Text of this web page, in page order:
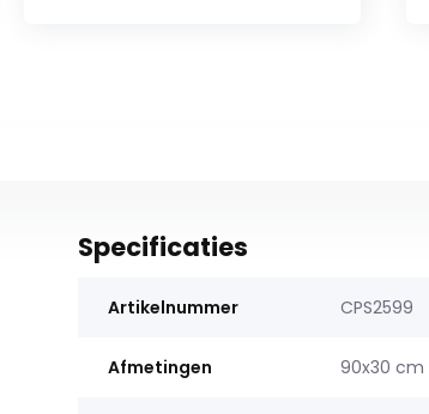
Specificaties
Artikelnummer CPS2599
Afmetingen 90x30 cm